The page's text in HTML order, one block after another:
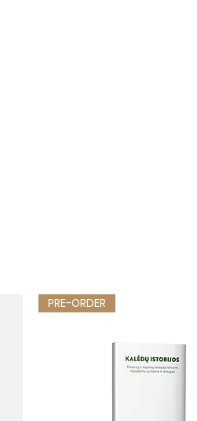
PRE-ORDER